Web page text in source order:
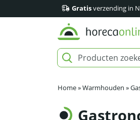
Gratisverzending in
Home»Warmhouden »